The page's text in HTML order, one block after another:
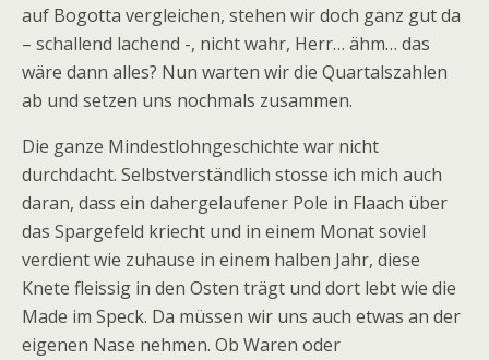
auf Bogotta vergleichen, stehen wir doch ganz gut da
– schallend lachend -, nicht wahr, Herr… ähm… das
wäre dann alles? Nun warten wir die Quartalszahlen
ab und setzen uns nochmals zusammen.
Die ganze Mindestlohngeschichte war nicht
durchdacht. Selbstverständlich stosse ich mich auch
daran, dass ein dahergelaufener Pole in Flaach über
das Spargefeld kriecht und in einem Monat soviel
verdient wie zuhause in einem halben Jahr, diese
Knete fleissig in den Osten trägt und dort lebt wie die
Made im Speck. Da müssen wir uns auch etwas an der
eigenen Nase nehmen. Ob Waren oder